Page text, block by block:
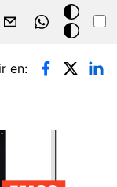
Modo
oscuro
en: